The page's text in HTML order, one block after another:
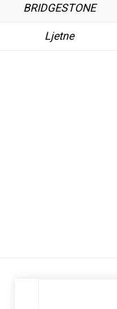
BRIDGESTONE
Ljetne